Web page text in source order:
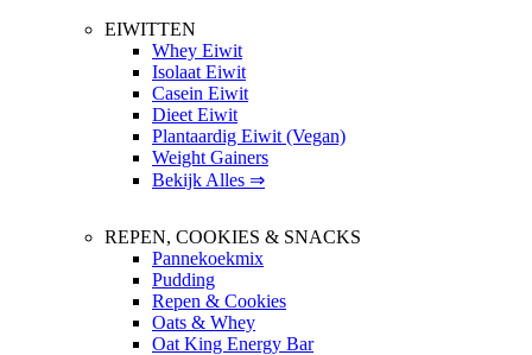
EIWITTEN
Whey Eiwit
Isolaat Eiwit
Casein Eiwit
Dieet Eiwit
Plantaardig Eiwit (Vegan)
Weight Gainers
Bekijk Alles ⇒
REPEN, COOKIES & SNACKS
Pannekoekmix
Pudding
Repen & Cookies
Oats & Whey
Oat King Energy Bar